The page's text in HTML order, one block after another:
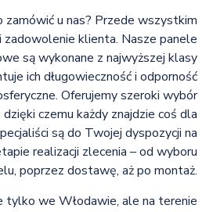
u nas? Przede wszystkim
zadowolenie klienta. Nasze panele
są wykonane z najwyższej klasy
ich długowieczność i odporność
Oferujemy szeroki wybór
czemu każdy znajdzie coś dla
są do Twojej dyspozycji na
realizacji zlecenia – od wyboru
poprzez dostawę, aż po montaż.
tylko we Włodawie, ale na terenie